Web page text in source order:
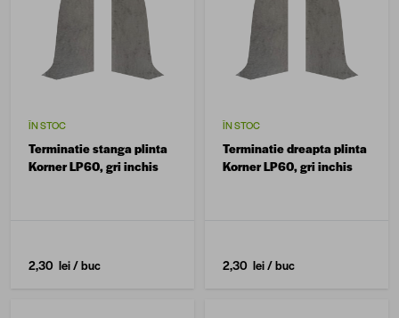
ÎN STOC
Terminatie stanga plinta
Korner LP60, gri inchis
2,30 lei/ buc
ÎN STOC
Terminatie dreapta plinta
Korner LP60, gri inchis
2,30 lei/ buc